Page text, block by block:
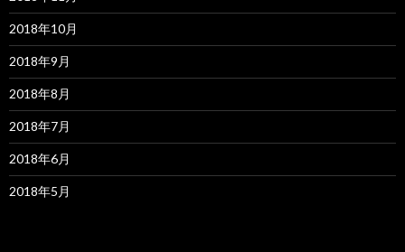
2018年10月
2018年9月
2018年8月
2018年7月
2018年6月
2018年5月